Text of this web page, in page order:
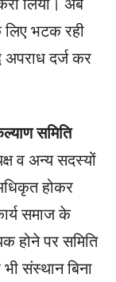
लिए भटक रही
अपराध दर्ज कर
समिति
व अन्य सदस्यों
होकर
समाज के
होने पर समिति
संस्थान बिना